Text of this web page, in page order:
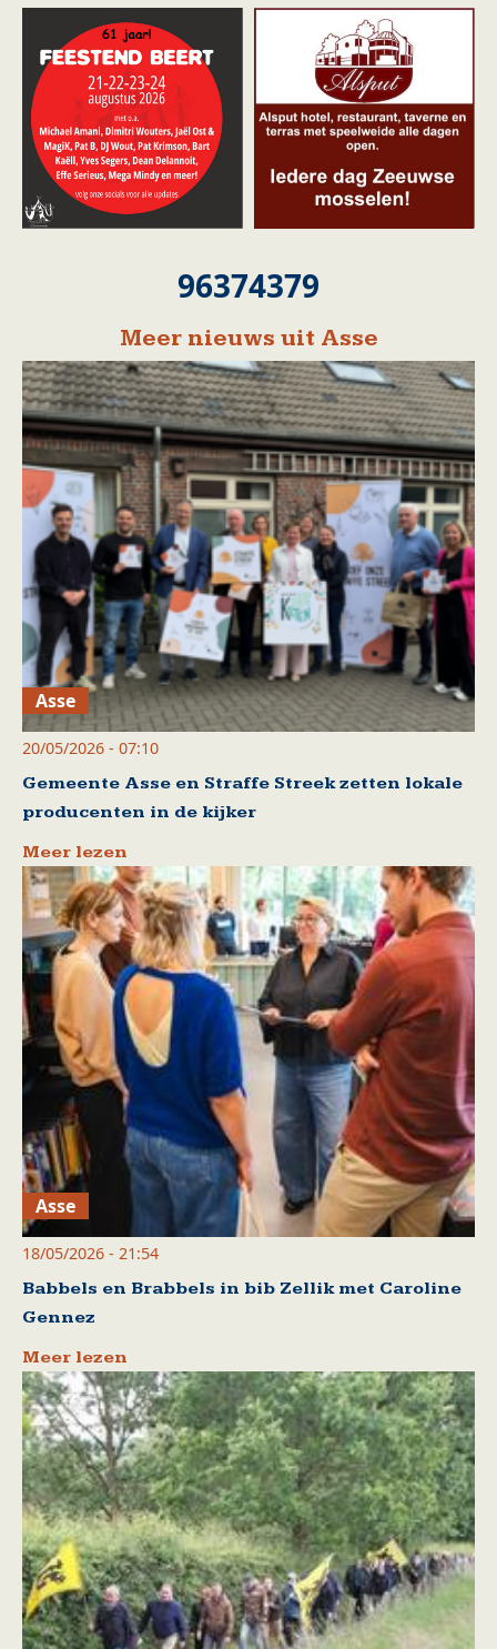
96374379
Meer nieuws uit Asse
Asse
20/05/2026 - 07:10
Gemeente Asse en Straffe Streek zetten lokale
producenten in de kijker
Meer lezen
Asse
18/05/2026 - 21:54
Babbels en Brabbels in bib Zellik met Caroline
Gennez
Meer lezen